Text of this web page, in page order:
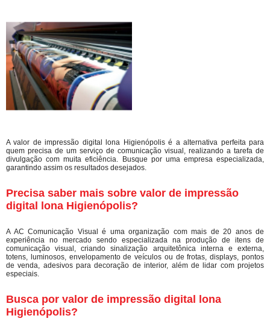
A valor de impressão digital lona Higienópolis é a alternativa perfeita para
quem precisa de um serviço de comunicação visual, realizando a tarefa de
divulgação com muita eficiência. Busque por uma empresa especializada,
garantindo assim os resultados desejados.
Precisa saber mais sobre valor de impressão
digital lona Higienópolis?
A AC Comunicação Visual é uma organização com mais de 20 anos de
experiência no mercado sendo especializada na produção de itens de
comunicação visual, criando sinalização arquitetônica interna e externa,
totens, luminosos, envelopamento de veículos ou de frotas, displays, pontos
de venda, adesivos para decoração de interior, além de lidar com projetos
especiais.
Busca por valor de impressão digital lona
Higienópolis?